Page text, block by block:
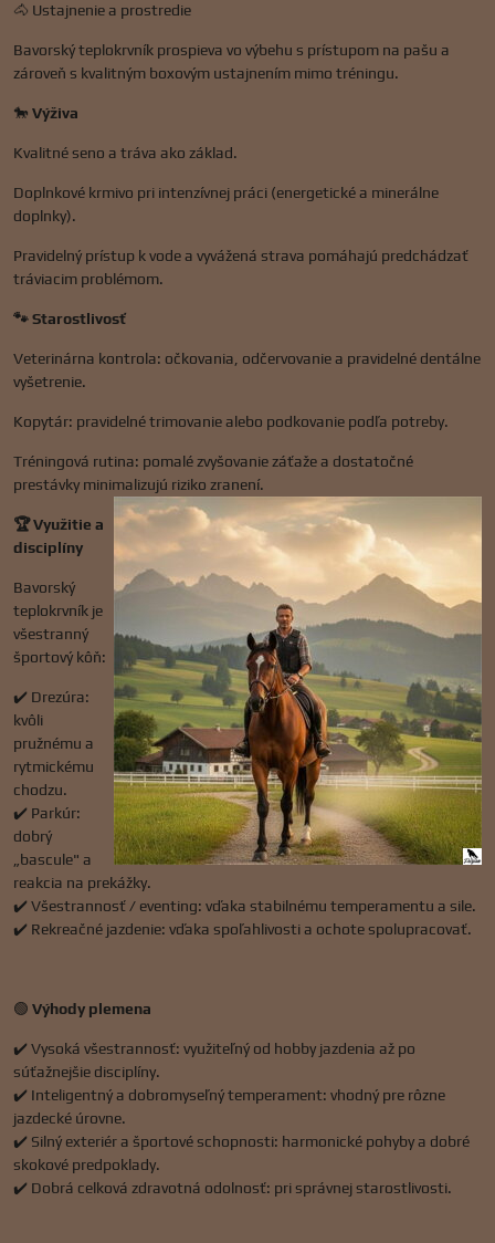
🐴 Ustajnenie a prostredie
Bavorský teplokrvník prospieva vo výbehu s prístupom na pašu a
zároveň s kvalitným boxovým ustajnením mimo tréningu.
🐎 Výživa
Kvalitné seno a tráva ako základ.
Doplnkové krmivo pri intenzívnej práci (energetické a minerálne
doplnky).
Pravidelný prístup k vode a vyvážená strava pomáhajú predchádzať
tráviacim problémom.
🐾 Starostlivosť
Veterinárna kontrola: očkovania, odčervovanie a pravidelné dentálne
vyšetrenie.
Kopytár: pravidelné trimovanie alebo podkovanie podľa potreby.
Tréningová rutina: pomalé zvyšovanie záťaže a dostatočné
prestávky minimalizujú riziko zranení.
🏆 Využitie a
disciplíny
Bavorský
teplokrvník je
všestranný
športový kôň:
✔️ Drezúra:
kvôli
pružnému a
rytmickému
chodzu.
✔️ Parkúr:
dobrý
„bascule" a
reakcia na prekážky.
✔️ Všestrannosť / eventing: vďaka stabilnému temperamentu a sile.
✔️ Rekreačné jazdenie: vďaka spoľahlivosti a ochote spolupracovať.
🟢 Výhody plemena
✔️ Vysoká všestrannosť: využiteľný od hobby jazdenia až po
súťažnejšie disciplíny.
✔️ Inteligentný a dobromyseľný temperament: vhodný pre rôzne
jazdecké úrovne.
✔️ Silný exteriér a športové schopnosti: harmonické pohyby a dobré
skokové predpoklady.
✔️ Dobrá celková zdravotná odolnosť: pri správnej starostlivosti.